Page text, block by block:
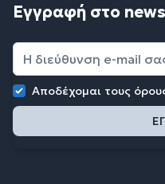
Εγγραφή στο
Αποδέχομαι τους